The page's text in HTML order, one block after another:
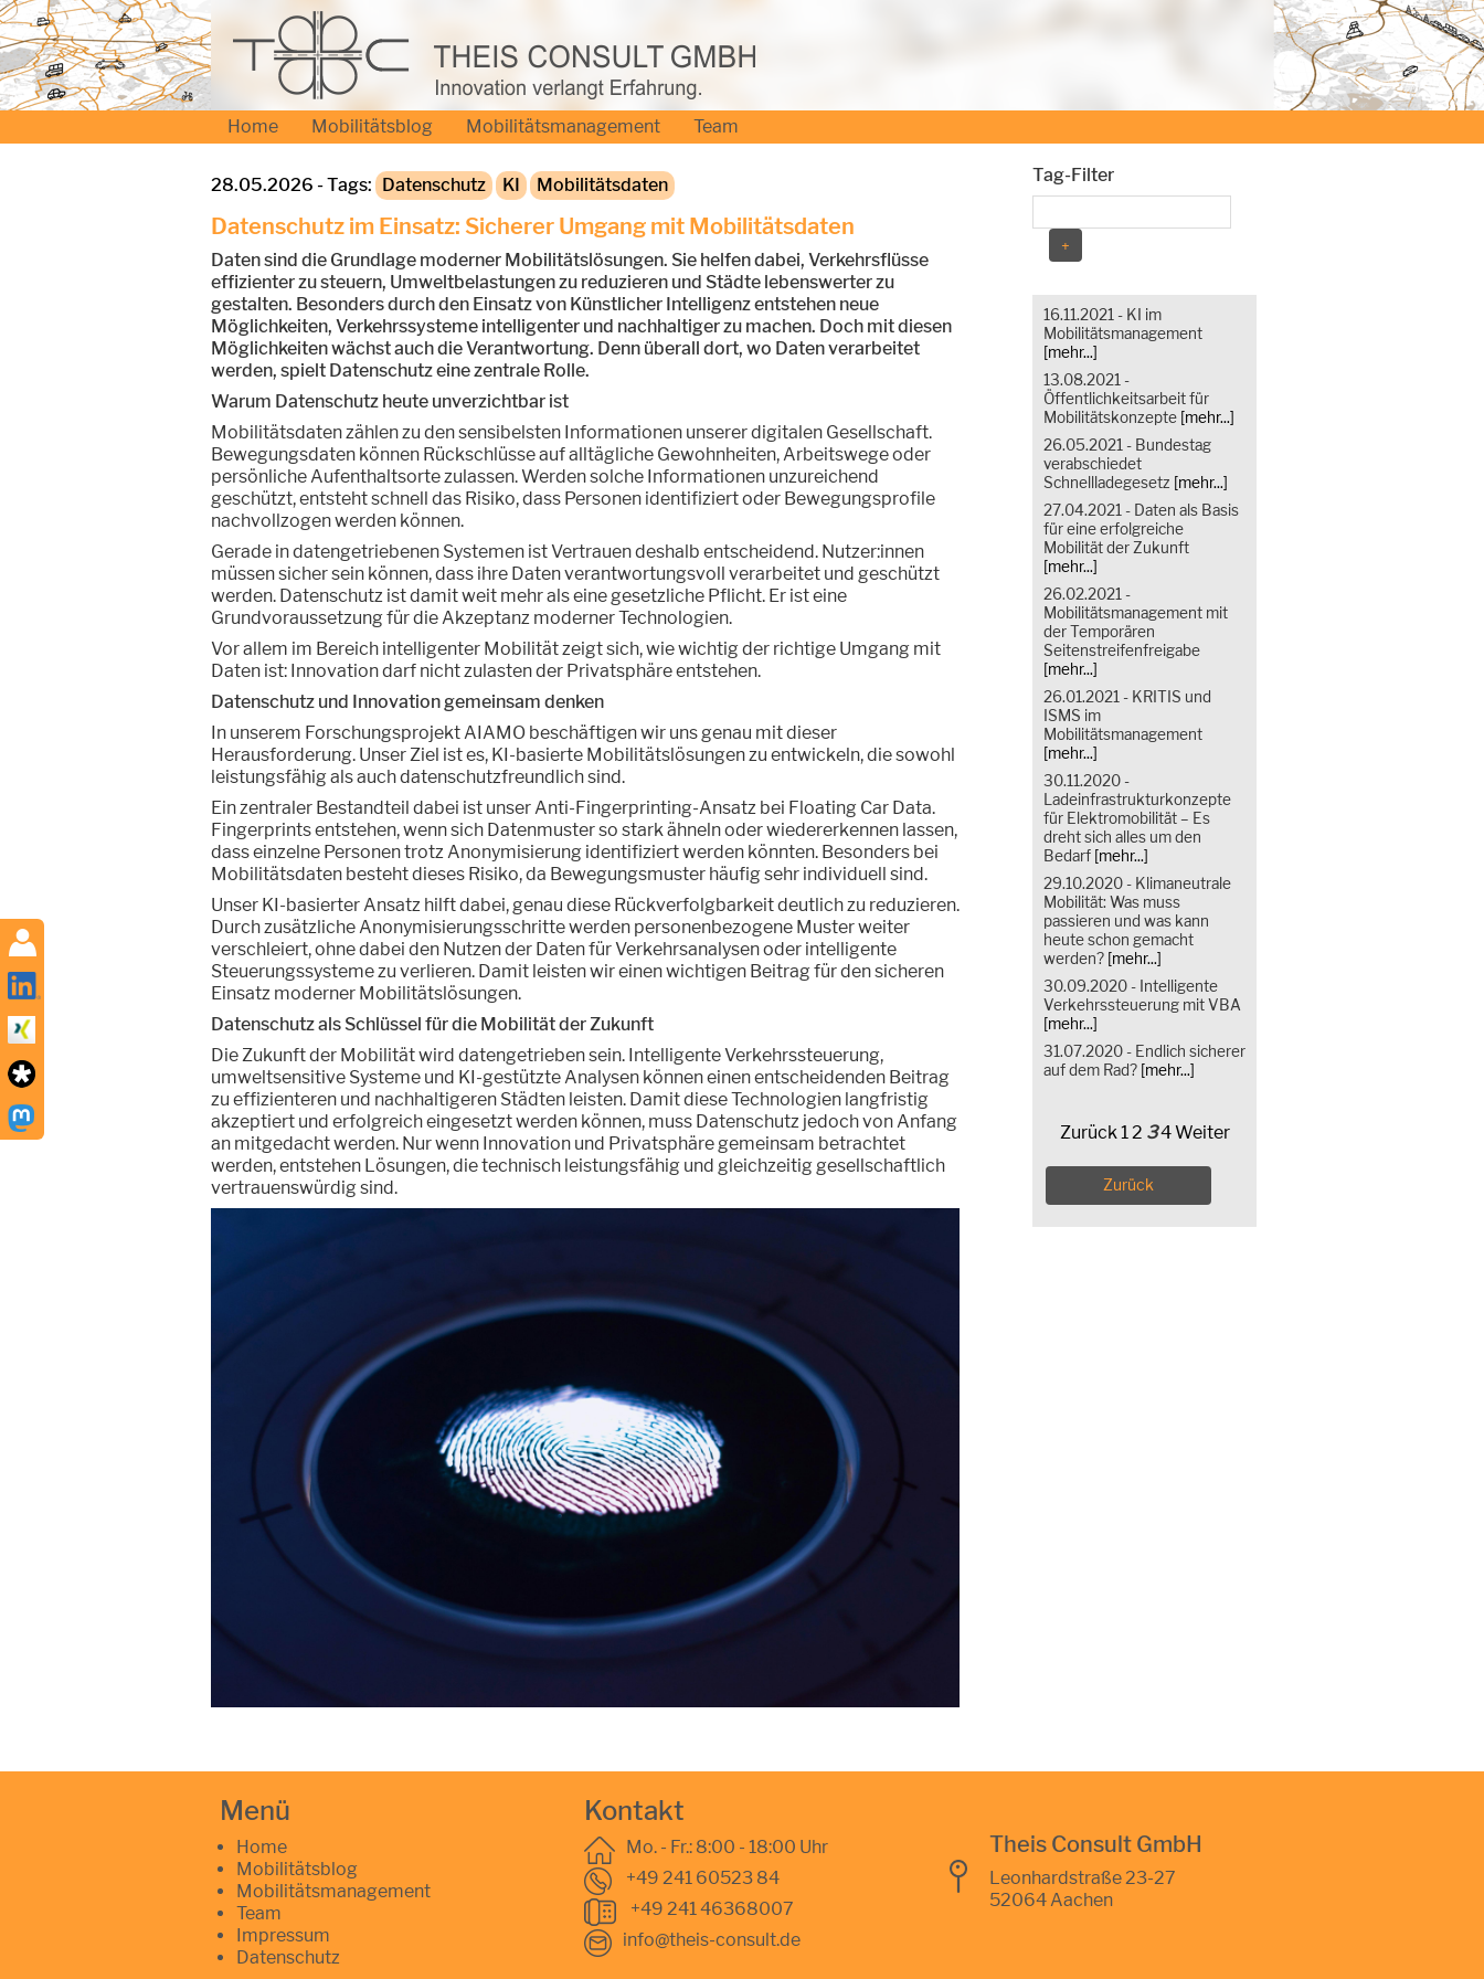
Home Mobilitätsblog Mobilitätsmanagement Team
28.05.2026 - Tags: Datenschutz KI Mobilitätsdaten
Datenschutz im Einsatz: Sicherer Umgang mit Mobilitätsdaten
Daten sind die Grundlage moderner Mobilitätslösungen. Sie helfen dabei, Verkehrsflüsse
effizienter zu steuern, Umweltbelastungen zu reduzieren und Städte lebenswerter zu
gestalten. Besonders durch den Einsatz von Künstlicher Intelligenz entstehen neue
Möglichkeiten, Verkehrssysteme intelligenter und nachhaltiger zu machen. Doch mit diesen
Möglichkeiten wächst auch die Verantwortung. Denn überall dort, wo Daten verarbeitet
werden, spielt Datenschutz eine zentrale Rolle.
Warum Datenschutz heute unverzichtbar ist
Mobilitätsdaten zählen zu den sensibelsten Informationen unserer digitalen Gesellschaft.
Bewegungsdaten können Rückschlüsse auf alltägliche Gewohnheiten, Arbeitswege oder
persönliche Aufenthaltsorte zulassen. Werden solche Informationen unzureichend
geschützt, entsteht schnell das Risiko, dass Personen identifiziert oder Bewegungsprofile
nachvollzogen werden können.
Gerade in datengetriebenen Systemen ist Vertrauen deshalb entscheidend. Nutzer:innen
müssen sicher sein können, dass ihre Daten verantwortungsvoll verarbeitet und geschützt
werden. Datenschutz ist damit weit mehr als eine gesetzliche Pflicht. Er ist eine
Grundvoraussetzung für die Akzeptanz moderner Technologien.
Vor allem im Bereich intelligenter Mobilität zeigt sich, wie wichtig der richtige Umgang mit
Daten ist: Innovation darf nicht zulasten der Privatsphäre entstehen.
Datenschutz und Innovation gemeinsam denken
In unserem Forschungsprojekt AIAMO beschäftigen wir uns genau mit dieser
Herausforderung. Unser Ziel ist es, KI-basierte Mobilitätslösungen zu entwickeln, die sowohl
leistungsfähig als auch datenschutzfreundlich sind.
Ein zentraler Bestandteil dabei ist unser Anti-Fingerprinting-Ansatz bei Floating Car Data.
Fingerprints entstehen, wenn sich Datenmuster so stark ähneln oder wiedererkennen lassen,
dass einzelne Personen trotz Anonymisierung identifiziert werden könnten. Besonders bei
Mobilitätsdaten besteht dieses Risiko, da Bewegungsmuster häufig sehr individuell sind.
Unser KI-basierter Ansatz hilft dabei, genau diese Rückverfolgbarkeit deutlich zu reduzieren.
Durch zusätzliche Anonymisierungsschritte werden personenbezogene Muster weiter
verschleiert, ohne dabei den Nutzen der Daten für Verkehrsanalysen oder intelligente
Steuerungssysteme zu verlieren. Damit leisten wir einen wichtigen Beitrag für den sicheren
Einsatz moderner Mobilitätslösungen.
Datenschutz als Schlüssel für die Mobilität der Zukunft
Die Zukunft der Mobilität wird datengetrieben sein. Intelligente Verkehrssteuerung,
umweltsensitive Systeme und KI-gestützte Analysen können einen entscheidenden Beitrag
zu effizienteren und nachhaltigeren Städten leisten. Damit diese Technologien langfristig
akzeptiert und erfolgreich eingesetzt werden können, muss Datenschutz jedoch von Anfang
an mitgedacht werden. Nur wenn Innovation und Privatsphäre gemeinsam betrachtet
werden, entstehen Lösungen, die technisch leistungsfähig und gleichzeitig gesellschaftlich
vertrauenswürdig sind.
Tag-Filter
16.11.2021 - KI im
Mobilitätsmanagement
[mehr...]
13.08.2021 -
Öffentlichkeitsarbeit für
Mobilitätskonzepte [mehr...]
26.05.2021 - Bundestag
verabschiedet
Schnellladegesetz [mehr...]
27.04.2021 - Daten als Basis
für eine erfolgreiche
Mobilität der Zukunft
[mehr...]
26.02.2021 -
Mobilitätsmanagement mit
der Temporären
Seitenstreifenfreigabe
[mehr...]
26.01.2021 - KRITIS und
ISMS im
Mobilitätsmanagement
[mehr...]
30.11.2020 -
Ladeinfrastrukturkonzepte
für Elektromobilität – Es
dreht sich alles um den
Bedarf [mehr...]
29.10.2020 - Klimaneutrale
Mobilität: Was muss
passieren und was kann
heute schon gemacht
werden? [mehr...]
30.09.2020 - Intelligente
Verkehrssteuerung mit VBA
[mehr...]
31.07.2020 - Endlich sicherer
auf dem Rad? [mehr...]
Zurück12 34Weiter
Zurück
Menü
Home
Mobilitätsblog
Mobilitätsmanagement
Team
Impressum
Datenschutz
Kontakt
Mo. - Fr.: 8:00 - 18:00 Uhr
+49 241 60523 84
+49 241 46368007
info@theis-consult.de
Theis Consult GmbH
Leonhardstraße 23-27
52064 Aachen